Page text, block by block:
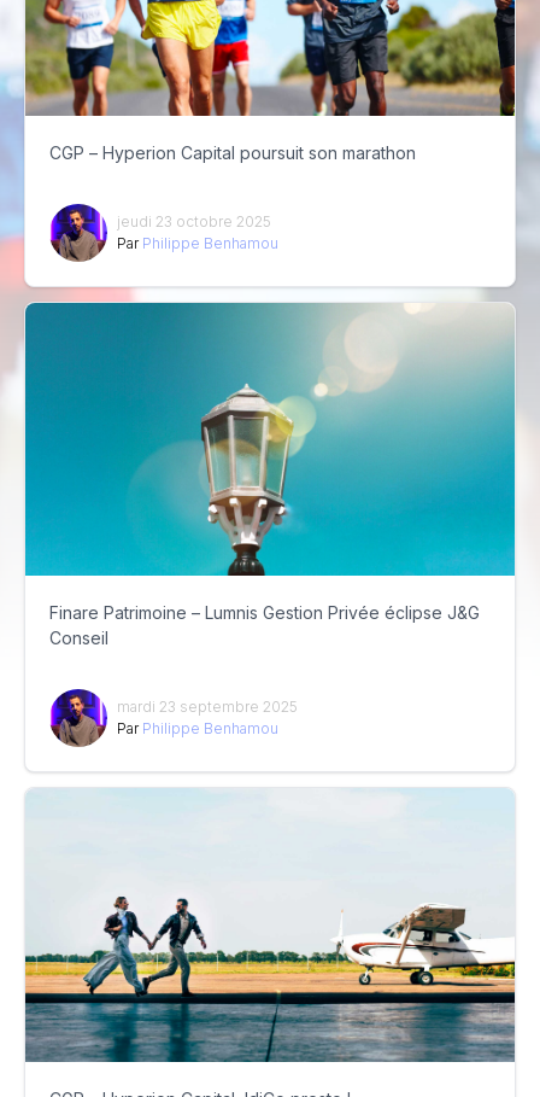
CGP – Hyperion Capital poursuit son marathon
jeudi 23 octobre 2025
Par Philippe Benhamou
Finare Patrimoine – Lumnis Gestion Privée éclipse J&G
Conseil
mardi 23 septembre 2025
Par Philippe Benhamou